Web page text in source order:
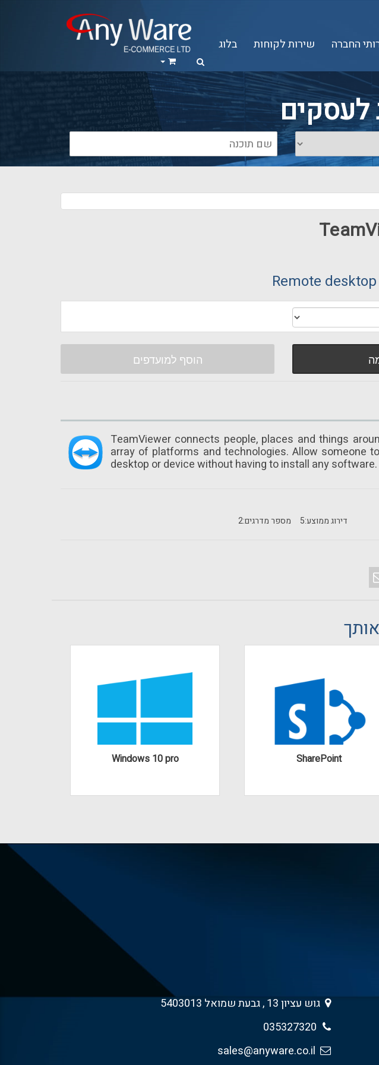
החברה שירות לקוחות בלוג
לעסקים
Remote
הוסף למועדפים
TeamViewer connects people, places and things
array of platforms and technologies. Allow someone
desktop or device without having to install any software.
מספר מדרגים:2 דירוג ממוצע:5
אותך
Windows 10 pro SharePoint
גוש עציון 13 , גבעת שמואל 5403013
035327320